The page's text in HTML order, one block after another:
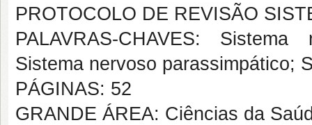
PROTOCOLO DE REVISÃO
PALAVRAS-CHAVES:
Sistema nervoso parassimpático;
PÁGINAS: 52
GRANDE ÁREA: Ciências da